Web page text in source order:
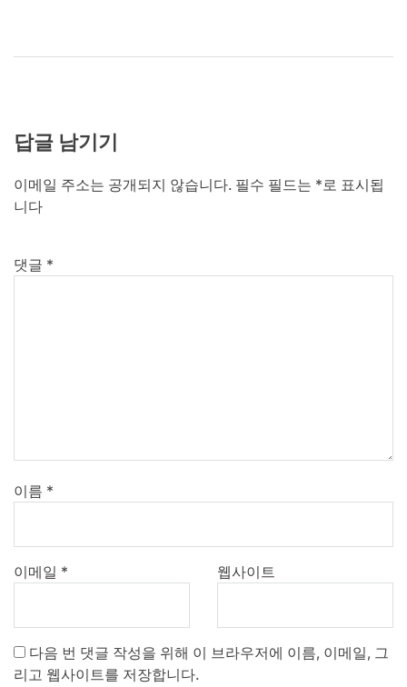
답글 남기기
이메일 주소는 공개되지 않습니다. 필수 필드는 * 로 표시됩
니다
댓글 *
이름 *
이메일 * 웹사이트
다음 번 댓글 작성을 위해 이 브라우저에 이름, 이메일, 그
리고 웹사이트를 저장합니다.